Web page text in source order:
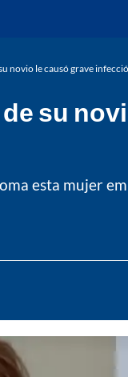
novio le causó grave
su
esta mujer